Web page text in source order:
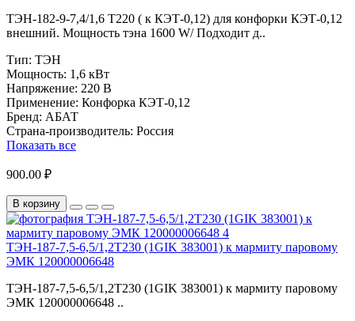
ТЭН-182-9-7,4/1,6 Т220 ( к КЭТ-0,12) для конфорки КЭТ-0,12
внешний. Мощность тэна 1600 W/ Подходит д..
Тип: ТЭН
Мощность: 1,6 кВт
Напряжение: 220 В
Применение: Конфорка КЭТ-0,12
Бренд: АБАТ
Страна-производитель: Россия
Показать все
900.00 ₽
В корзину
ТЭН-187-7,5-6,5/1,2Т230 (1GIK 383001) к мармиту паровому
ЭМК 120000006648
ТЭН-187-7,5-6,5/1,2Т230 (1GIK 383001) к мармиту паровому
ЭМК 120000006648 ..